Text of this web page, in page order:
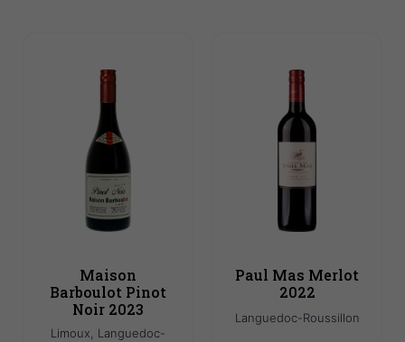
Maison
Barboulot Pinot
Noir 2023
Limoux, Languedoc-
Paul Mas Merlot
2022
Languedoc-Roussillon